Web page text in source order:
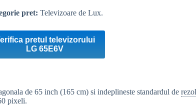
pret:Televizoare de Lux.
pretul televizorului
LG 65E6V
de 65 inch (165 cm) si indeplineste standardul de
pixeli.